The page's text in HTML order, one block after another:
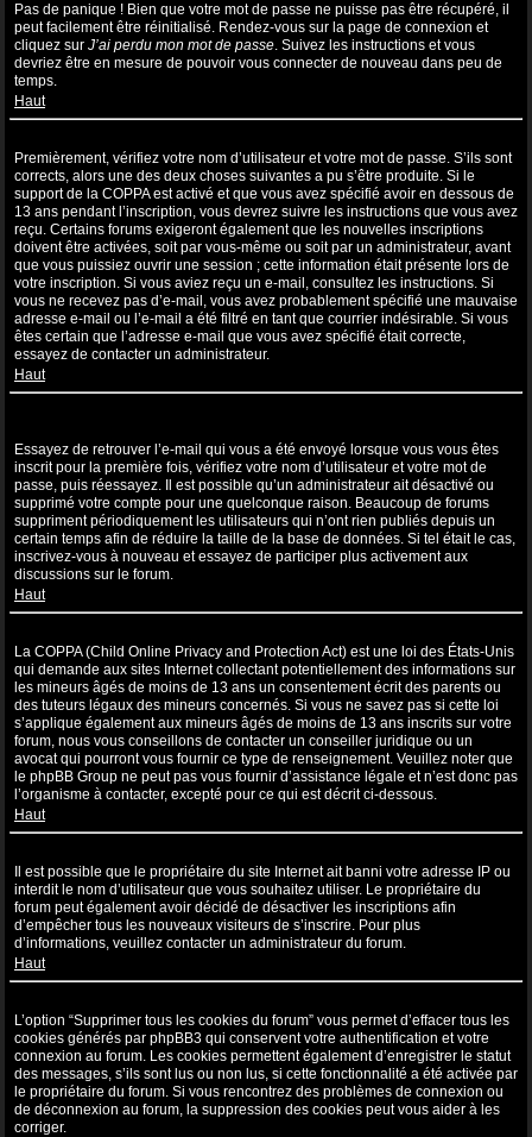
Pas de panique ! Bien que votre mot de passe ne puisse pas être récupéré, il
peut facilement être réinitialisé. Rendez-vous sur la page de connexion et
cliquez sur J’ai perdu mon mot de passe. Suivez les instructions et vous
devriez être en mesure de pouvoir vous connecter de nouveau dans peu de
temps.
Haut
Premièrement, vérifiez votre nom d’utilisateur et votre mot de passe. S’ils sont
corrects, alors une des deux choses suivantes a pu s’être produite. Si le
support de la COPPA est activé et que vous avez spécifié avoir en dessous de
13 ans pendant l’inscription, vous devrez suivre les instructions que vous avez
reçu. Certains forums exigeront également que les nouvelles inscriptions
doivent être activées, soit par vous-même ou soit par un administrateur, avant
que vous puissiez ouvrir une session ; cette information était présente lors de
votre inscription. Si vous aviez reçu un e-mail, consultez les instructions. Si
vous ne recevez pas d’e-mail, vous avez probablement spécifié une mauvaise
adresse e-mail ou l’e-mail a été filtré en tant que courrier indésirable. Si vous
êtes certain que l’adresse e-mail que vous avez spécifié était correcte,
essayez de contacter un administrateur.
Haut
Essayez de retrouver l’e-mail qui vous a été envoyé lorsque vous vous êtes
inscrit pour la première fois, vérifiez votre nom d’utilisateur et votre mot de
passe, puis réessayez. Il est possible qu’un administrateur ait désactivé ou
supprimé votre compte pour une quelconque raison. Beaucoup de forums
suppriment périodiquement les utilisateurs qui n’ont rien publiés depuis un
certain temps afin de réduire la taille de la base de données. Si tel était le cas,
inscrivez-vous à nouveau et essayez de participer plus activement aux
discussions sur le forum.
Haut
La COPPA (Child Online Privacy and Protection Act) est une loi des États-Unis
qui demande aux sites Internet collectant potentiellement des informations sur
les mineurs âgés de moins de 13 ans un consentement écrit des parents ou
des tuteurs légaux des mineurs concernés. Si vous ne savez pas si cette loi
s’applique également aux mineurs âgés de moins de 13 ans inscrits sur votre
forum, nous vous conseillons de contacter un conseiller juridique ou un
avocat qui pourront vous fournir ce type de renseignement. Veuillez noter que
le phpBB Group ne peut pas vous fournir d’assistance légale et n’est donc pas
l’organisme à contacter, excepté pour ce qui est décrit ci-dessous.
Haut
Il est possible que le propriétaire du site Internet ait banni votre adresse IP ou
interdit le nom d’utilisateur que vous souhaitez utiliser. Le propriétaire du
forum peut également avoir décidé de désactiver les inscriptions afin
d’empêcher tous les nouveaux visiteurs de s’inscrire. Pour plus
d’informations, veuillez contacter un administrateur du forum.
Haut
L’option “Supprimer tous les cookies du forum” vous permet d’effacer tous les
cookies générés par phpBB3 qui conservent votre authentification et votre
connexion au forum. Les cookies permettent également d’enregistrer le statut
des messages, s’ils sont lus ou non lus, si cette fonctionnalité a été activée par
le propriétaire du forum. Si vous rencontrez des problèmes de connexion ou
de déconnexion au forum, la suppression des cookies peut vous aider à les
corriger.